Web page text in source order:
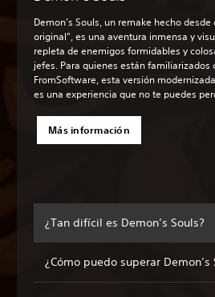
Demon’s Souls, un remake hecho
original", es una aventura inmensa y
repleta de enemigos formidables y
jefes. Para quienes están familiarizados
FromSoftware, esta versión
es una experiencia que no te puedes
Más información
¿Tan difícil es Demon’s Souls?
¿Cómo puedo superar Demon’s